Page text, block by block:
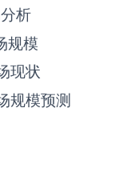
析
规模
现状
规模预测